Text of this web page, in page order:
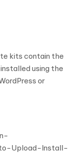
kits contain the
using the
or
Upload-Install-